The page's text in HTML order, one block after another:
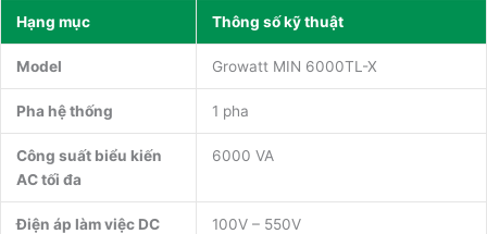
Hạng mục Thông số kỹ thuật
Model Growatt MIN 6000TL-X
Pha hệ thống 1 pha
Công suất biểu kiến
AC tối đa
6000 VA
Điện áp làm việc DC 100V – 550V